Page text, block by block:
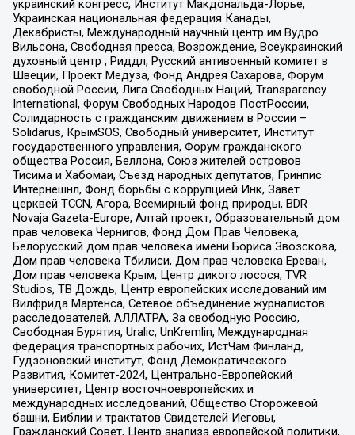
украинский конгресс, Институт Макдональда-Лорье,
Украинская национальная федерация Канады,
Декабристы, Международный научный центр им Вудро
Вильсона, Свободная пресса, Возрождение, Всеукраинский
духовный центр , Риддл, Русский антивоенный комитет в
Швеции, Проект Медуза, Фонд Андрея Сахарова, Форум
свободной России, Лига Свободных Наций, Transparеncy
International, Форум Свободных Народов ПостРоссии,
Солидарность с гражданским движением в России –
Solidarus, КрымSOS, Свободный университет, Институт
государственного управления, Форум гражданского
общества Россия, Беллона, Союз жителей островов
Тисима и Хабомаи, Съезд народных депутатов, Гринпис
Интернешнл, Фонд борьбы с коррупцией Инк, Завет
церквей TCCN, Агора, Всемирный фонд природы, BDR
Novaja Gazeta-Europe, Алтай проект, Образовательный дом
прав человека Чернигов, Фонд Дом Прав Человека,
Белорусский дом прав человека имени Бориса Звозскова,
Дом прав человека Тбилиси, Дом прав человека Ереван,
Дом прав человека Крым, Центр дикого лосося, TVR
Studios, ТВ Дождь, Центр европейских исследований им
Вилфрида Мартенса, Сетевое объединение журналистов
расследователей, АЛЛАТРА, За свободную Россию,
Свободная Бурятия, Uralic, UnKremlin, Международная
федерация транспортных рабочих, ИстЧам Финланд,
Гудзоновский институт, Фонд Демократического
Развития, Комитет-2024, Центрально-Европейский
университет, Центр восточноевропейских и
международных исследований, Общество Сторожевой
башни, Библии и трактатов Свидетелей Иеговы,
Гражданский Совет, Центр анализа европейской политики,